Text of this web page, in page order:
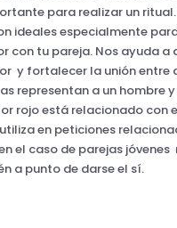
para realizar un ritual.
ideales especialmente
con tu pareja. Nos ayuda a
y fortalecer la unión entre
representan a un hombre
rojo está relacionado con
en peticiones
el caso de parejas jóvenes
a punto de darse el sí.